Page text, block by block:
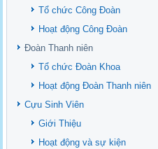
Danh mục tạp chí xuất bản Quốc Tế
Danh Mục các Đề Tài NCKH cấp
Văn bản - Quy định
Ban chấp hành Đảng bộ khoa
Tổ chức Công Đoàn
Hoạt động Công Đoàn
Đoàn Thanh niên
Tổ chức Đoàn Khoa
Hoạt động Đoàn Thanh niên
Cựu Sinh Viên
Giới Thiệu
Hoạt động và sự kiện